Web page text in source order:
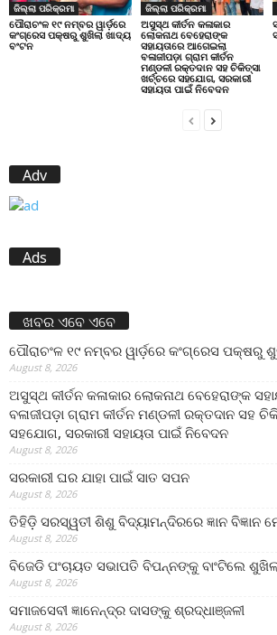
ଜିଲ୍ଲା ପରିକ୍ରମା
ପୌରାଚଂଳ ୧୯ ନମ୍ବର ୱାର୍ଡ଼ରେ
କଂଗ୍ରେସ ପକ୍ଷରୁ ଶୁଖିଲା ଖାଦ୍ୟ
ବଂଟନ
ଜିଲ୍ଲା ପରିକ୍ରମା
ଅସୁସ୍ଥ କୀର୍ତନ କଳାକାର
ଲୋକନାଥ ବେହେରାଙ୍କ
ସହାୟତାରେ ଆଗେଇଲା
ବଳାଜୀପଡ଼ା ଗ୍ରାମ କୀର୍ତନ
ମଣ୍ଡଳୀ ରକ୍ତଦାନ ସହ ଚିକିତ୍ସା
ଖର୍ଚ୍ଚରେ ସହଯୋଗ, ସରକାରୀ
ସହାୟତା ପାଇଁ ନିବେଦନ
Adv
Ads
ଖବର ଏବେ ଏବେ
ପୌରାଚଂଳ ୧୯ ନମ୍ବର ୱାର୍ଡ଼ରେ କଂଗ୍ରେସ ପକ୍ଷରୁ
August 8, 2026
ଅସୁସ୍ଥ କୀର୍ତନ କଳାକାର ଲୋକନାଥ ବେହେରାଙ୍କ
ବଳାଜୀପଡ଼ା ଗ୍ରାମ କୀର୍ତନ ମଣ୍ଡଳୀ ରକ୍ତଦାନ ସହ
ସହଯୋଗ, ସରକାରୀ ସହାୟତା ପାଇଁ ନିବେଦନ
August 8, 2026
ସରକାରୀ ଘର ଯାହା ପାଇଁ ସାତ ସପନ
August 8, 2026
ତିହିଡି଼ ସରସ୍ୱତୀ ଶିଶୁ ବିଦ୍ୟାମନ୍ଦିରରେ ଜ୍ଞାନ ବିଜ୍ଞାନ
August 8, 2026
ବିଜେଡି ପଂଚାୟତ ସଭାପତି ବିପନ୍ନଙ୍କୁ ବାଂଟିଲେ
August 8, 2026
ସମାଜସେବୀ ଜ୍ଞାନେନ୍ଦ୍ର ଦାସଙ୍କୁ ଶ୍ରଦ୍ଧାଞ୍ଜଳୀ
August 8, 2026